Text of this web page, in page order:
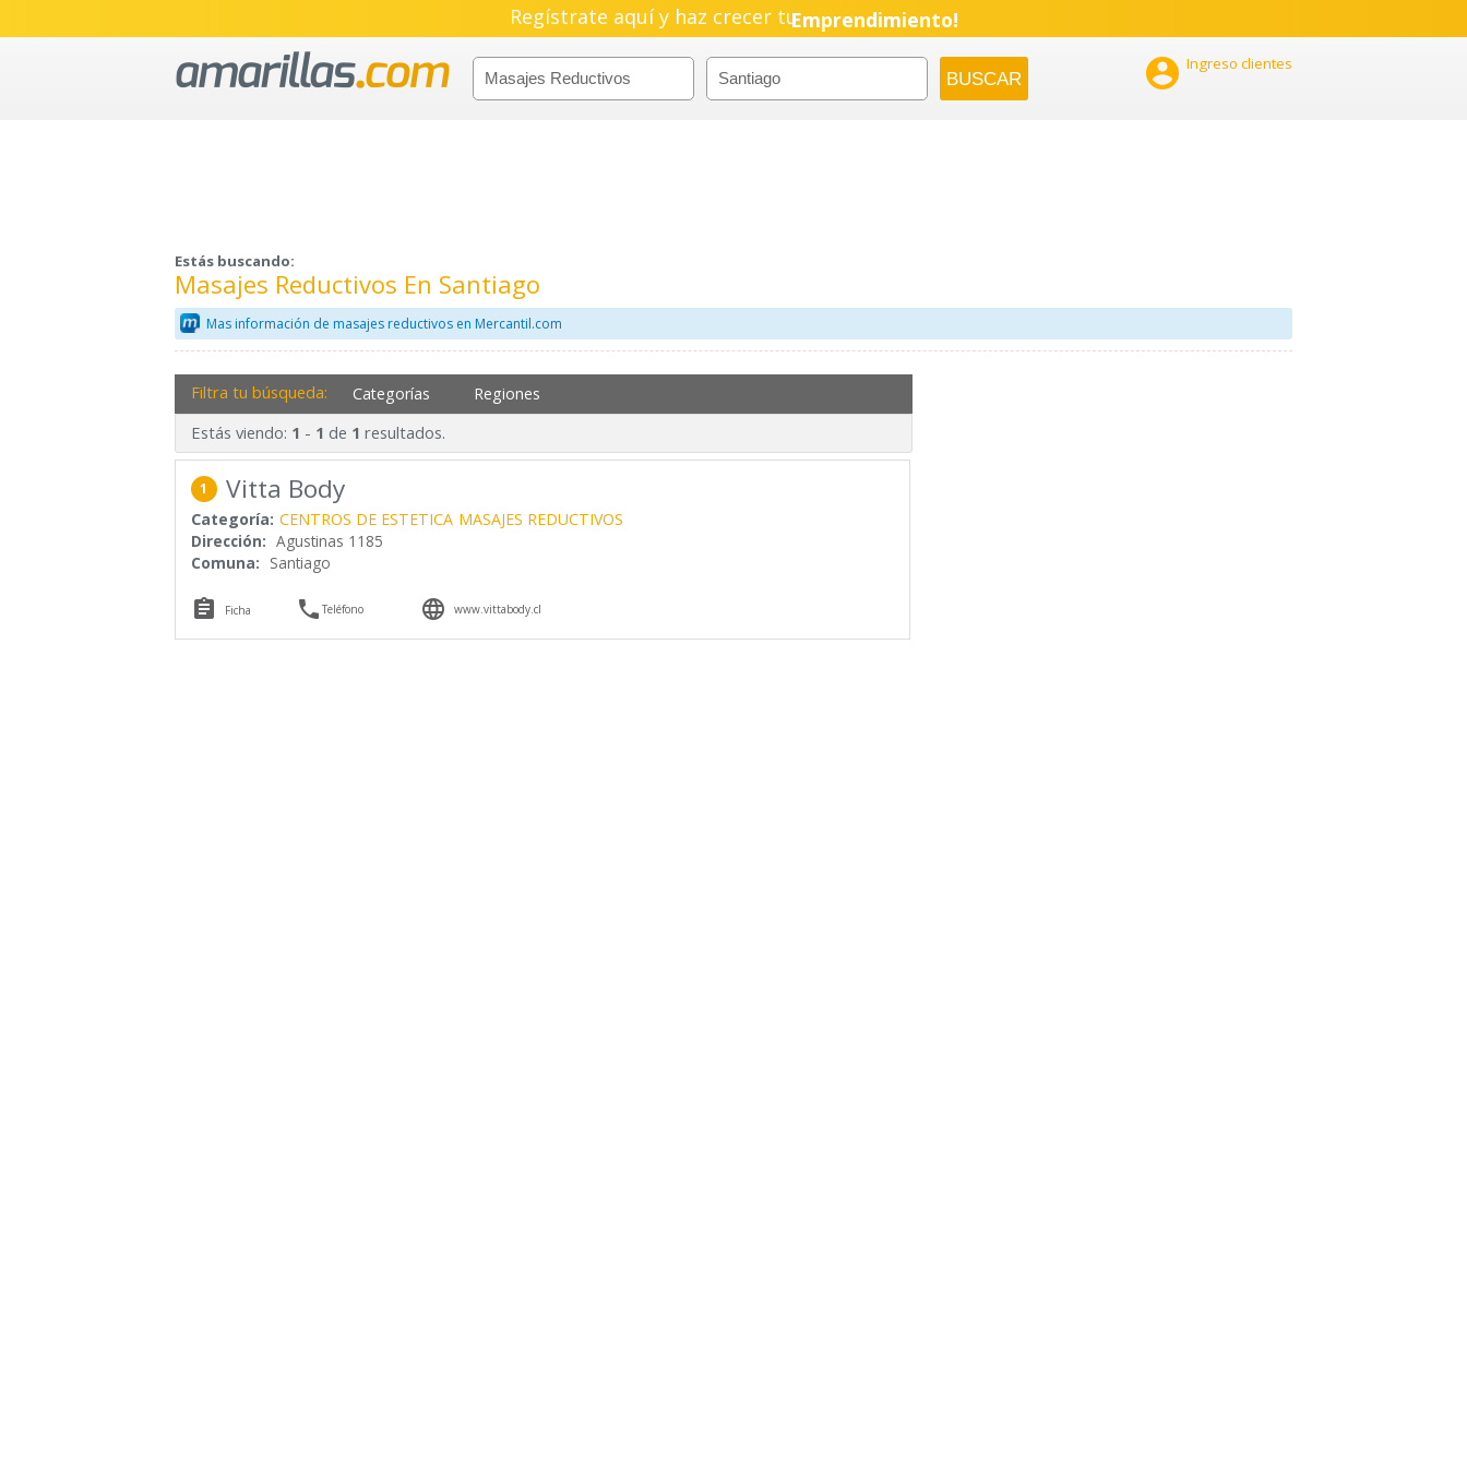
Regístrate aquí y haz crecer tuEmprendimiento!
 Ingreso clientes
Estás buscando:
Masajes Reductivos En Santiago
Mas información de masajes reductivos en Mercantil.com
Filtra tu búsqueda: Categorías Regiones
Estás viendo: 1 - 1 de 1 resultados.
1 Vitta Body
Categoría: CENTROS DE ESTETICA MASAJES REDUCTIVOS
Dirección: Agustinas 1185
Comuna: Santiago
 Ficha Teléfono  www.vittabody.cl